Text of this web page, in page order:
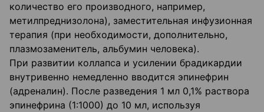
количество его производного, например,
метилпреднизолона), заместительная инфузионная
терапия (при необходимости, дополнительно,
плазмозаменитель, альбумин человека).
При развитии коллапса и усилении брадикардии
внутривенно немедленно вводится эпинефрин
(адреналин). После разведения 1 мл 0,1% раствора
эпинефрина (1:1000) до 10 мл, используя